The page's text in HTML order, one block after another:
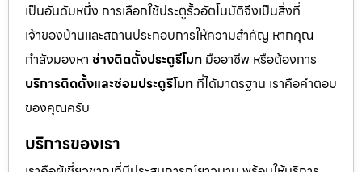
เป็นอันดับหนึ่ง การเลือกใช้ประตูรั้วอัตโนมัติจึงเป็นสิ่งที่
เจ้าของบ้านและสถานประกอบการให้ความสำคัญ หากคุณ
กำลังมองหา ช่างติดตั้งประตูรีโมท มืออาชีพ หรือต้องการ
บริการติดตั้งและซ่อมประตูรีโมท ที่ได้มาตรฐาน เราคือคำตอบ
ของคุณครับ
บริการของเรา